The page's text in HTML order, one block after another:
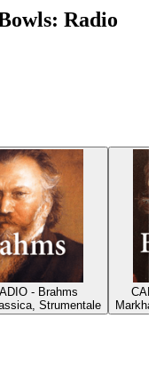
Radio
- Brahms
Strumentale